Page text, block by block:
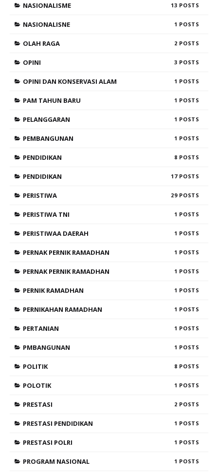
NASIONALISME 13
NASIONALISNE 1
OLAH RAGA 2
OPINI 3
OPINI DAN KONSERVASI ALAM 1
PAM TAHUN BARU 1
PELANGGARAN 1
PEMBANGUNAN 1
PENDIDIKAN 8
PENDIDIKAN 17
PERISTIWA 29
PERISTIWA TNI 1
PERISTIWAA DAERAH 1
PERNAK PERNIK RAMADHAN 1
PERNAK PERNIK RAMADHAN 1
PERNIK RAMADHAN 1
PERNIKAHAN RAMADHAN 1
PERTANIAN 1
PMBANGUNAN 1
POLITIK 8
POLOTIK 1
PRESTASI 2
PRESTASI PENDIDIKAN 1
PRESTASI POLRI 1
PROGRAM NASIONAL 1